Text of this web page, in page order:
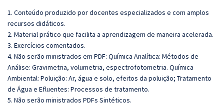
1. Conteúdo produzido por docentes especializados e com amplos
recursos didáticos.
2. Material prático que facilita a aprendizagem de maneira acelerada.
3. Exercícios comentados.
4. Não serão ministrados em PDF: Química Analítica: Métodos de
Análise: Gravimetria, volumetria, espectrofotometria. Química
Ambiental: Poluição: Ar, água e solo, efeitos da poluição; Tratamento
de Água e Efluentes: Processos de tratamento.
5. Não serão ministrados PDFs Sintéticos.